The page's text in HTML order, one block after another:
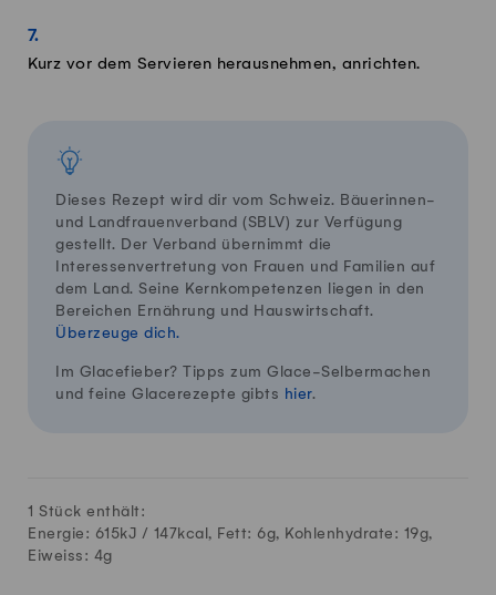
Kurz vor dem Servieren herausnehmen, anrichten.
Dieses Rezept wird dir vom Schweiz. Bäuerinnen-
und Landfrauenverband (SBLV) zur Verfügung
gestellt. Der Verband übernimmt die
Interessenvertretung von Frauen und Familien auf
dem Land. Seine Kernkompetenzen liegen in den
Bereichen Ernährung und Hauswirtschaft.
Überzeuge dich.
Im Glacefieber? Tipps zum Glace-Selbermachen
und feine Glacerezepte gibts hier.
1 Stück enthält:
Energie: 615kJ / 147kcal, Fett: 6g, Kohlenhydrate: 19g,
Eiweiss: 4g